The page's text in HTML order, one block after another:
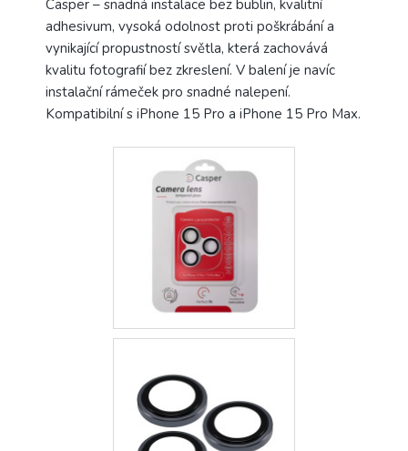
Casper – snadná instalace bez bublin, kvalitní
adhesivum, vysoká odolnost proti poškrábání a
vynikající propustností světla, která zachovává
kvalitu fotografií bez zkreslení. V balení je navíc
instalační rámeček pro snadné nalepení.
Kompatibilní s iPhone 15 Pro a iPhone 15 Pro Max.